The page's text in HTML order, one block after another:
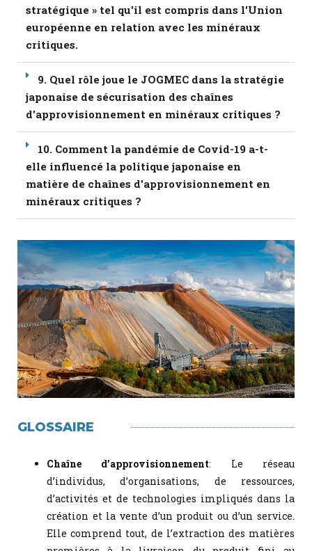
stratégique » tel qu'il est compris dans l'Union
européenne en relation avec les minéraux
critiques.
9. Quel rôle joue le JOGMEC dans la stratégie
japonaise de sécurisation des chaînes
d'approvisionnement en minéraux critiques ?
10. Comment la pandémie de Covid-19 a-t-
elle influencé la politique japonaise en
matière de chaînes d'approvisionnement en
minéraux critiques ?
GLOSSAIRE
Chaîne d’approvisionnement: Le réseau
d’individus, d’organisations, de ressources,
d’activités et de technologies impliqués dans la
création et la vente d’un produit ou d’un service.
Elle comprend tout, de l’extraction des matières